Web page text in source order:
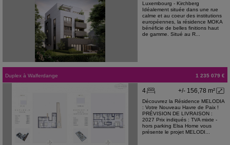
Luxembourg - Kirchberg
Idéalement située dans une rue
calme et au coeur des institutions
européennes, la résidence MOKA
bénéficie de belles finitions haut
de gamme. Situé au R...
Duplex à Walferdange 1 235 079 €
+/- 156,78 m²
4
Découvrez la Résidence MELODIA
: Votre Nouveau Havre de Paix !
PRÉVISION DE LIVRAISON :
2027 Prix indiqués : TVA mixte -
hors parking Elsa Home vous
présente le projet MELODI...